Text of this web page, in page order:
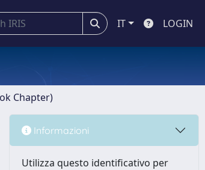
IT LOGIN
Chapter)
Informazioni
Utilizza questo identificativo per